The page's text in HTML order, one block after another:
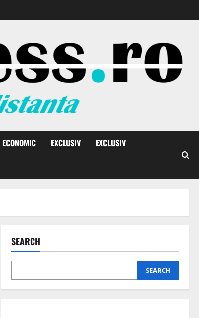
ECONOMIC EXCLUSIV EXCLUSIV
SEARCH
SEARCH